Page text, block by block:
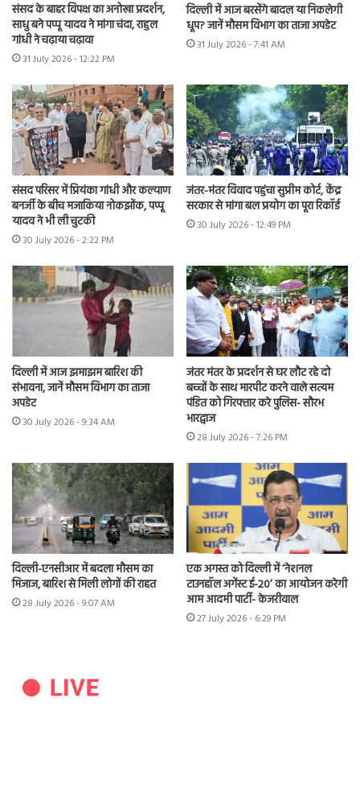
संसद के बाहर विपक्ष का अनोखा प्रदर्शन,
साधु बने पप्पू यादव ने मांगा चंदा, राहुल
गांधी ने चढ़ाया चढ़ावा
31 July 2026 - 12:22 PM
दिल्ली में आज बरसेंगे बादल या निकलेगी
धूप? जानें मौसम विभाग का ताजा अपडेट
31 July 2026 - 7:41 AM
संसद परिसर में प्रियंका गांधी और कल्याण
बनर्जी के बीच मजाकिया नोकझोंक, पप्पू
यादव ने भी ली चुटकी
30 July 2026 - 2:22 PM
जंतर-मंतर विवाद पहुंचा सुप्रीम कोर्ट, केंद्र
सरकार से मांगा बल प्रयोग का पूरा रिकॉर्ड
30 July 2026 - 12:49 PM
दिल्ली में आज झमाझम बारिश की
संभावना, जानें मौसम विभाग का ताजा
अपडेट
30 July 2026 - 9:34 AM
जंतर मंतर के प्रदर्शन से घर लौट रहे दो
बच्चों के साथ मारपीट करने वाले सत्यम
पंडित को गिरफ्तार करे पुलिस- सौरभ
भारद्वाज
28 July 2026 - 7:26 PM
दिल्ली-एनसीआर में बदला मौसम का
मिजाज, बारिश से मिली लोगों की राहत
28 July 2026 - 9:07 AM
एक अगस्त को दिल्ली में ‘नेशनल
टाउनहॉल अगेंस्ट ई-20’ का आयोजन करेगी
आम आदमी पार्टी- केजरीवाल
27 July 2026 - 6:29 PM